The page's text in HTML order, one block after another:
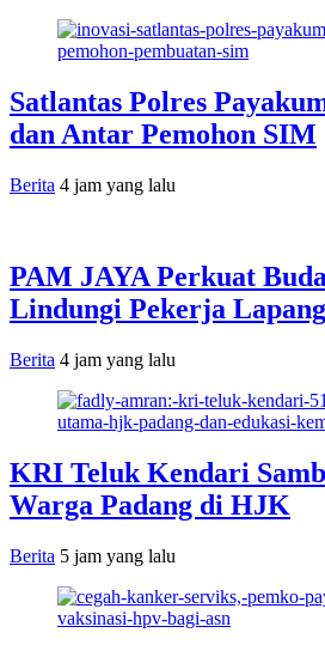
Satlantas Polres
dan Antar Pemohon SIM
Berita 4 jam yang lalu
PAM JAYA Perkuat
Lindungi Pekerja
Berita 4 jam yang lalu
KRI Teluk Kendari
Warga Padang di HJK
Berita 5 jam yang lalu